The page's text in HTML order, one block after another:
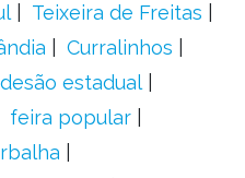
Teixeira de Freitas
Curralinhos
estadual
feira popular